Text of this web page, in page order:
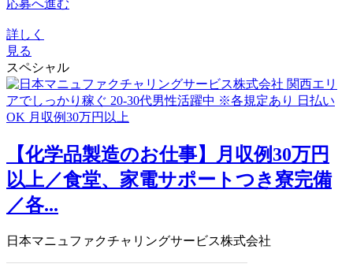
応募へ進む
詳しく
見る
スペシャル
【化学品製造のお仕事】月収例30万円
以上／食堂、家電サポートつき寮完備
／各...
日本マニュファクチャリングサービス株式会社